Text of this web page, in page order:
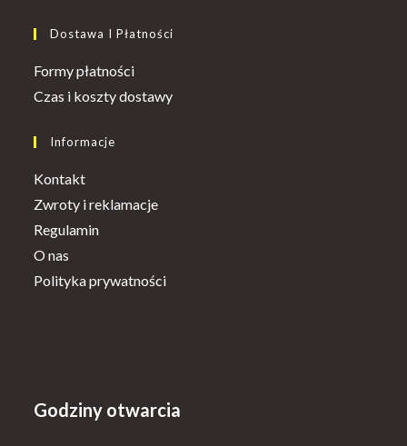
Dostawa I Płatności
Formy płatnościOpens
in
Czas i koszty dostawyOpens
Informacje
Kontakt
Zwroty i reklamacje
Regulamin
O nas
Polityka prywatności
Godziny otwarcia